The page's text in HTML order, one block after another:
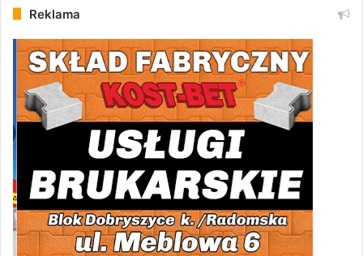
Reklama